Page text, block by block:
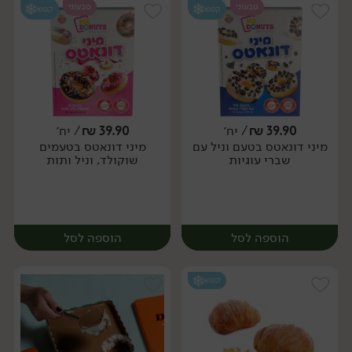
יח׳ יח׳
טבעוני קפוא
39.90
₪/ יח׳
מיני דונאטס בטעם וניל עם
שברי עוגיות
הוספה לסל
טבעוני קפוא
39.90
₪/ יח׳
מיני דונאטס בטעמים
שוקולד, וניל ותות
הוספה לסל
קפוא